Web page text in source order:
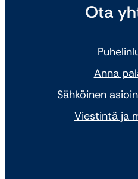
Ota
Anna
Sähköinen
Viestintä ja